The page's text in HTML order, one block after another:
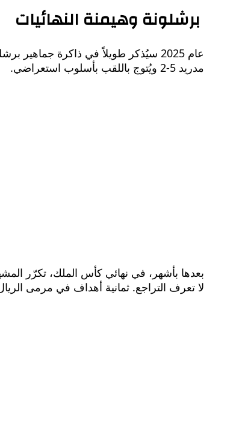
برشلونة وهيمنة النهائيات
عام 2025 سيُذكر طويلاً في ذاكرة
مدريد 5-2 ويُتوج باللقب بأسلوب استعراضي.
لا تعرف التراجع. ثمانية أهداف في مرمى